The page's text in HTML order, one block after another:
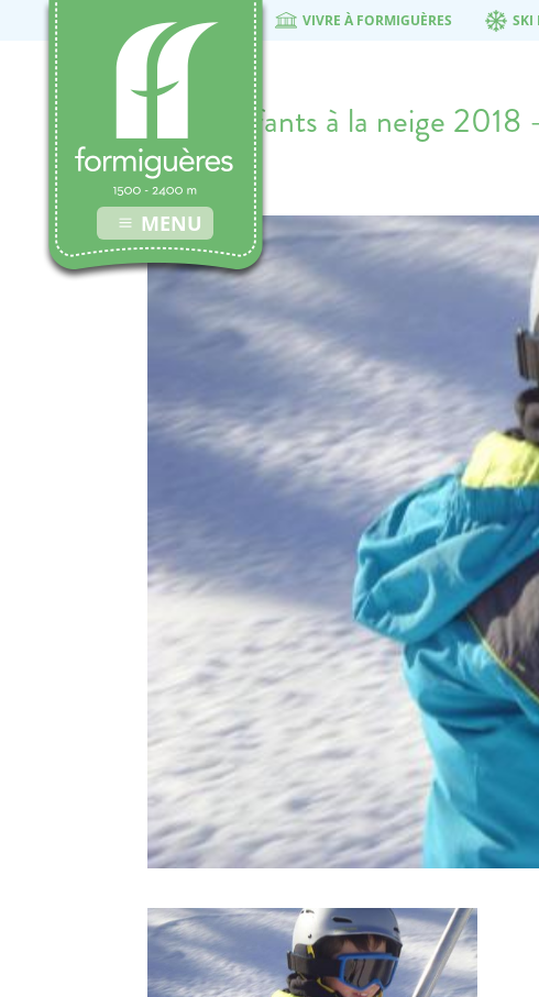
MENU
VIVRE À FORMIGUÈRES SKI
1000enfants à la neige
1 février 2018